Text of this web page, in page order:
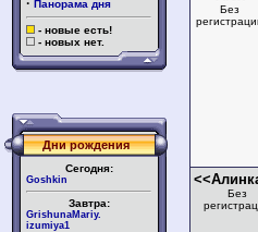
· Панорама дня
- новые есть!
- новых нет.
Дни рождения
Сегодня:
Goshkin
Завтра:
GrishunaMariy.
izumiya1
Без
Без